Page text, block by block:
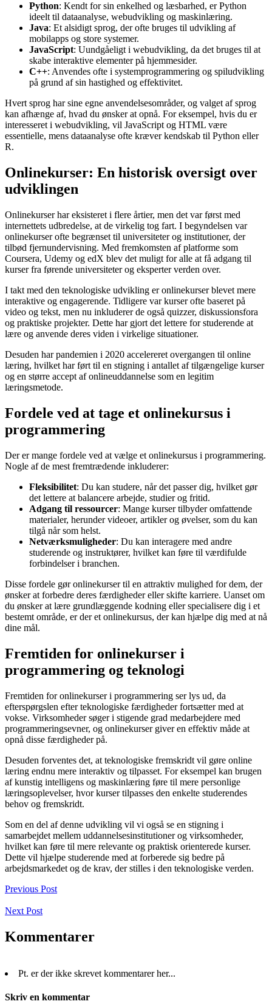
Python: Kendt for sin enkelhed og læsbarhed, er Python
ideelt til dataanalyse, webudvikling og maskinlæring.
Java: Et alsidigt sprog, der ofte bruges til udvikling af
mobilapps og store systemer.
JavaScript: Uundgåeligt i webudvikling, da det bruges til at
skabe interaktive elementer på hjemmesider.
C++: Anvendes ofte i systemprogrammering og spiludvikling
på grund af sin hastighed og effektivitet.
Hvert sprog har sine egne anvendelsesområder, og valget af sprog
kan afhænge af, hvad du ønsker at opnå. For eksempel, hvis du er
interesseret i webudvikling, vil JavaScript og HTML være
essentielle, mens dataanalyse ofte kræver kendskab til Python eller
R.
Onlinekurser: En historisk oversigt over
udviklingen
Onlinekurser har eksisteret i flere årtier, men det var først med
internettets udbredelse, at de virkelig tog fart. I begyndelsen var
onlinekurser ofte begrænset til universiteter og institutioner, der
tilbød fjernundervisning. Med fremkomsten af platforme som
Coursera, Udemy og edX blev det muligt for alle at få adgang til
kurser fra førende universiteter og eksperter verden over.
I takt med den teknologiske udvikling er onlinekurser blevet mere
interaktive og engagerende. Tidligere var kurser ofte baseret på
video og tekst, men nu inkluderer de også quizzer, diskussionsfora
og praktiske projekter. Dette har gjort det lettere for studerende at
lære og anvende deres viden i virkelige situationer.
Desuden har pandemien i 2020 accelereret overgangen til online
læring, hvilket har ført til en stigning i antallet af tilgængelige kurser
og en større accept af onlineuddannelse som en legitim
læringsmetode.
Fordele ved at tage et onlinekursus i
programmering
Der er mange fordele ved at vælge et onlinekursus i programmering.
Nogle af de mest fremtrædende inkluderer:
Fleksibilitet: Du kan studere, når det passer dig, hvilket gør
det lettere at balancere arbejde, studier og fritid.
Adgang til ressourcer: Mange kurser tilbyder omfattende
materialer, herunder videoer, artikler og øvelser, som du kan
tilgå når som helst.
Netværksmuligheder: Du kan interagere med andre
studerende og instruktører, hvilket kan føre til værdifulde
forbindelser i branchen.
Disse fordele gør onlinekurser til en attraktiv mulighed for dem, der
ønsker at forbedre deres færdigheder eller skifte karriere. Uanset om
du ønsker at lære grundlæggende kodning eller specialisere dig i et
bestemt område, er der et onlinekursus, der kan hjælpe dig med at nå
dine mål.
Fremtiden for onlinekurser i
programmering og teknologi
Fremtiden for onlinekurser i programmering ser lys ud, da
efterspørgslen efter teknologiske færdigheder fortsætter med at
vokse. Virksomheder søger i stigende grad medarbejdere med
programmeringsevner, og onlinekurser giver en effektiv måde at
opnå disse færdigheder på.
Desuden forventes det, at teknologiske fremskridt vil gøre online
læring endnu mere interaktiv og tilpasset. For eksempel kan brugen
af kunstig intelligens og maskinlæring føre til mere personlige
læringsoplevelser, hvor kurser tilpasses den enkelte studerendes
behov og fremskridt.
Som en del af denne udvikling vil vi også se en stigning i
samarbejdet mellem uddannelsesinstitutioner og virksomheder,
hvilket kan føre til mere relevante og praktisk orienterede kurser.
Dette vil hjælpe studerende med at forberede sig bedre på
arbejdsmarkedet og de krav, der stilles i den teknologiske verden.
Previous Post
Next Post
Kommentarer
Pt. er der ikke skrevet kommentarer her...
Skriv en kommentar